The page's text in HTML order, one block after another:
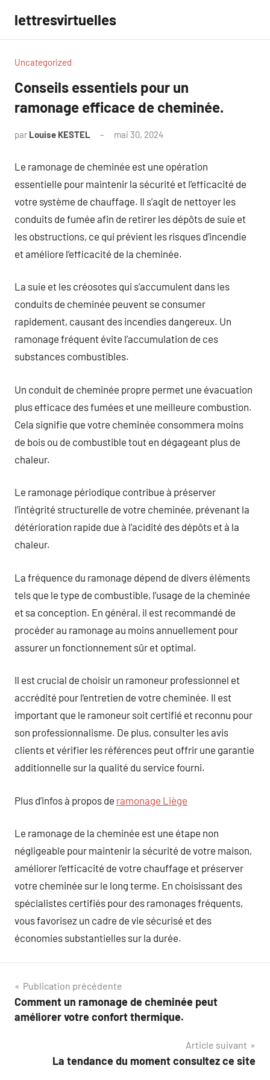
contenu
lettresvirtuelles
Uncategorized
Conseils essentiels pour un
ramonage efficace de cheminée.
par Louise KESTEL mai 30, 2024
Le ramonage de cheminée est une opération
essentielle pour maintenir la sécurité et l’efficacité de
votre système de chauffage. Il s’agit de nettoyer les
conduits de fumée afin de retirer les dépôts de suie et
les obstructions, ce qui prévient les risques d’incendie
et améliore l’efficacité de la cheminée.
La suie et les créosotes qui s’accumulent dans les
conduits de cheminée peuvent se consumer
rapidement, causant des incendies dangereux. Un
ramonage fréquent évite l’accumulation de ces
substances combustibles.
Un conduit de cheminée propre permet une évacuation
plus efficace des fumées et une meilleure combustion.
Cela signifie que votre cheminée consommera moins
de bois ou de combustible tout en dégageant plus de
chaleur.
Le ramonage périodique contribue à préserver
l’intégrité structurelle de votre cheminée, prévenant la
détérioration rapide due à l’acidité des dépôts et à la
chaleur.
La fréquence du ramonage dépend de divers éléments
tels que le type de combustible, l’usage de la cheminée
et sa conception. En général, il est recommandé de
procéder au ramonage au moins annuellement pour
assurer un fonctionnement sûr et optimal.
Il est crucial de choisir un ramoneur professionnel et
accrédité pour l’entretien de votre cheminée. Il est
important que le ramoneur soit certifié et reconnu pour
son professionnalisme. De plus, consulter les avis
clients et vérifier les références peut offrir une garantie
additionnelle sur la qualité du service fourni.
Plus d’infos à propos de ramonage Liège
Le ramonage de la cheminée est une étape non
négligeable pour maintenir la sécurité de votre maison,
améliorer l’efficacité de votre chauffage et préserver
votre cheminée sur le long terme. En choisissant des
spécialistes certifiés pour des ramonages fréquents,
vous favorisez un cadre de vie sécurisé et des
économies substantielles sur la durée.
Navigation
de
Publication précédente
Comment un ramonage de cheminée peut
améliorer votre confort thermique.
Article suivant
La tendance du moment consultez ce site